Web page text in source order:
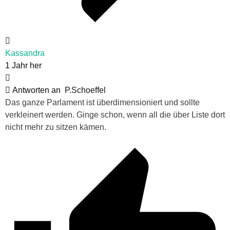
Kassandra
1 Jahr her
Antworten an
P.Schoeffel
Das ganze Parlament ist überdimensioniert und sollte
verkleinert werden. Ginge schon, wenn all die über Liste dort
nicht mehr zu sitzen kämen.